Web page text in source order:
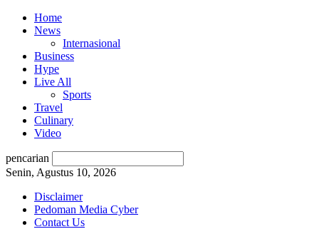
Home
News
Internasional
Business
Hype
Live All
Sports
Travel
Culinary
Video
pencarian
Senin, Agustus 10, 2026
Disclaimer
Pedoman Media Cyber
Contact Us